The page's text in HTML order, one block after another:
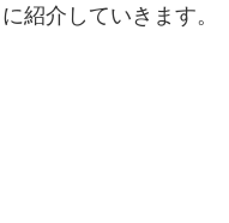
紹介していきます。